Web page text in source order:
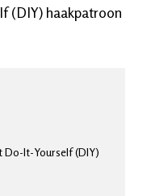
(DIY) haakpatroon
Do-It-Yourself (DIY)